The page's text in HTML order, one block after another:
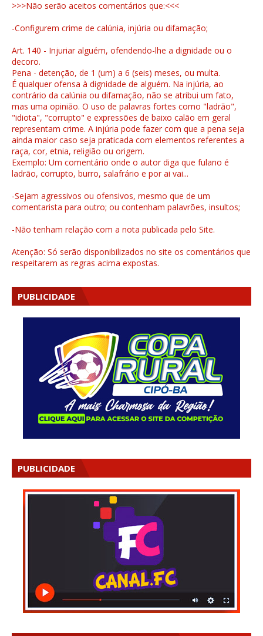
>>>Não serão aceitos comentários que:<<<
-Configurem crime de calúnia, injúria ou difamação;
Art. 140 - Injuriar alguém, ofendendo-lhe a dignidade ou o
decoro.
Pena - detenção, de 1 (um) a 6 (seis) meses, ou multa.
É qualquer ofensa à dignidade de alguém. Na injúria, ao
contrário da calúnia ou difamação, não se atribui um fato,
mas uma opinião. O uso de palavras fortes como "ladrão",
"idiota", "corrupto" e expressões de baixo calão em geral
representam crime. A injúria pode fazer com que a pena seja
ainda maior caso seja praticada com elementos referentes a
raça, cor, etnia, religião ou origem.
Exemplo: Um comentário onde o autor diga que fulano é
ladrão, corrupto, burro, salafrário e por ai vai...
-Sejam agressivos ou ofensivos, mesmo que de um
comentarista para outro; ou contenham palavrões, insultos;
-Não tenham relação com a nota publicada pelo Site.
Atenção: Só serão disponibilizados no site os comentários que
respeitarem as regras acima expostas.
PUBLICIDADE
PUBLICIDADE